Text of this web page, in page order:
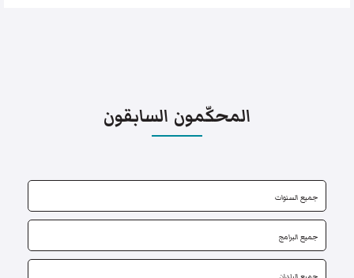
المحكّمون السابقون